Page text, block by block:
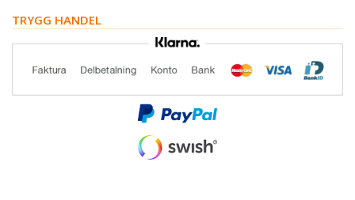
TRYGG HANDEL